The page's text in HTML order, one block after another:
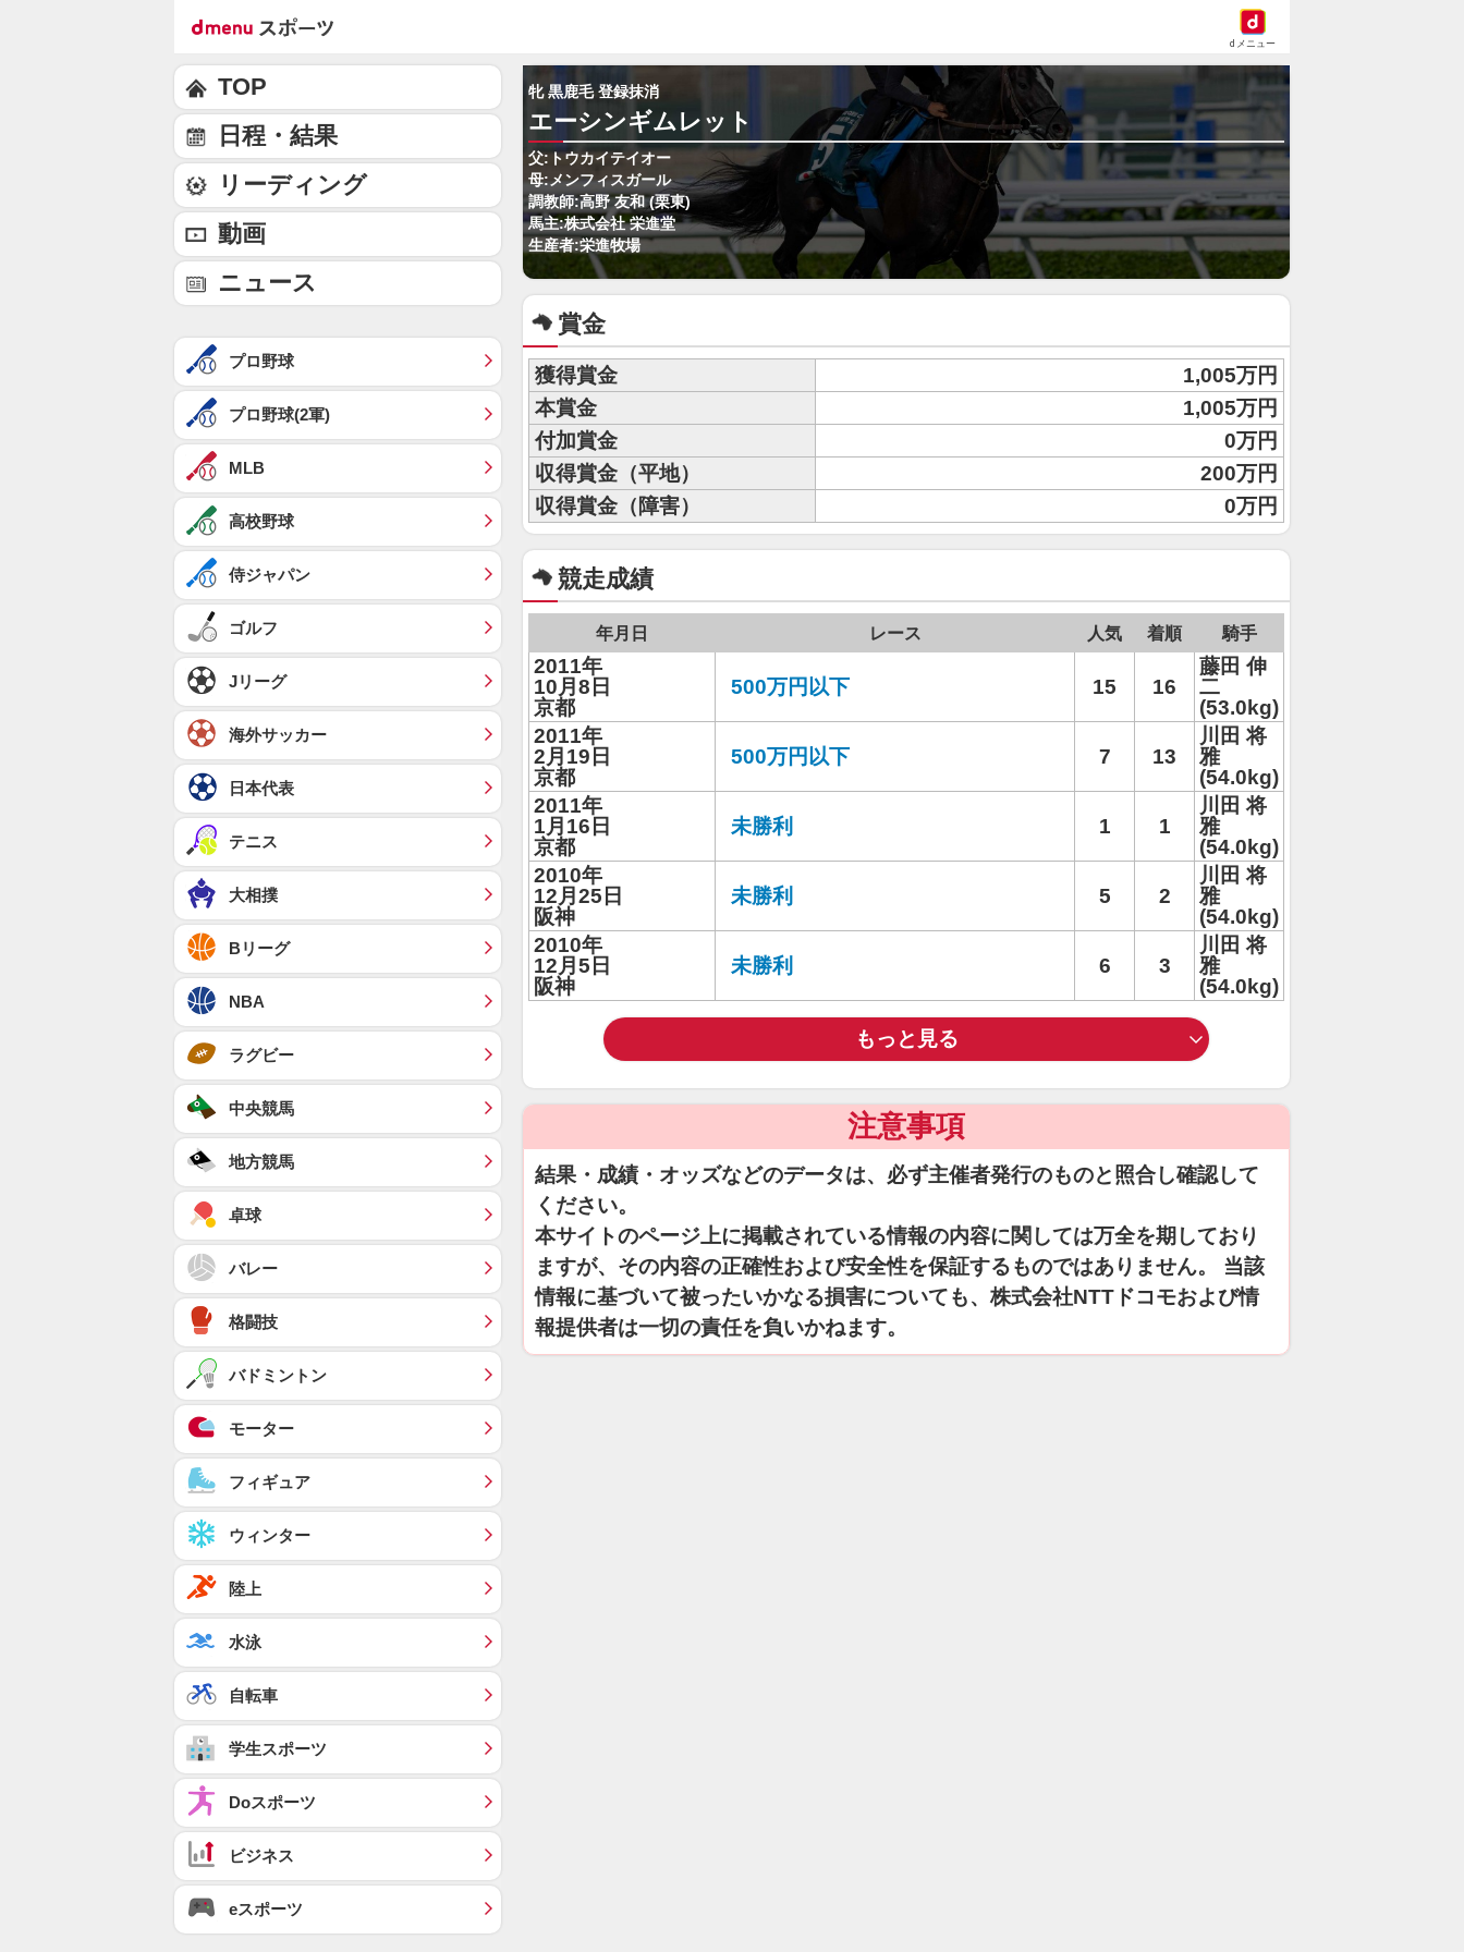
dメニュー
牝 黒鹿毛 登録抹消
エーシンギムレット
父:トウカイテイオー
母:メンフィスガール
調教師:高野 友和 (栗東)
馬主:株式会社 栄進堂
生産者:栄進牧場
賞金
獲得賞金
1,005万円
本賞金
1,005万円
付加賞金
0万円
収得賞金（平地）
200万円
収得賞金（障害）
0万円
競走成績
年月日 レース 人気 着順 騎手
2011年
10月8日
京都
500万円以下 15 16
藤田 伸
二
(53.0kg)
2011年
2月19日
京都
500万円以下 7 13
川田 将
雅
(54.0kg)
2011年
1月16日
京都
未勝利 1 1
川田 将
雅
(54.0kg)
2010年
12月25日
阪神
未勝利 5 2
川田 将
雅
(54.0kg)
2010年
12月5日
阪神
未勝利 6 3
川田 将
雅
(54.0kg)
もっと見る
注意事項
結果・成績・オッズなどのデータは、必ず主催者発行のものと照合し確認して
ください。
本サイトのページ上に掲載されている情報の内容に関しては万全を期しており
ますが、その内容の正確性および安全性を保証するものではありません。 当該
情報に基づいて被ったいかなる損害についても、株式会社NTTドコモおよび情
報提供者は一切の責任を負いかねます。
TOP
日程・結果
リーディング
動画
ニュース
プロ野球
プロ野球(2軍)
MLB
高校野球
侍ジャパン
ゴルフ
Jリーグ
海外サッカー
日本代表
テニス
大相撲
Bリーグ
NBA
ラグビー
中央競馬
地方競馬
卓球
バレー
格闘技
バドミントン
モーター
フィギュア
ウィンター
陸上
水泳
自転車
学生スポーツ
Doスポーツ
ビジネス
eスポーツ